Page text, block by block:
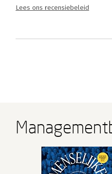
Lees ons recensiebeleid